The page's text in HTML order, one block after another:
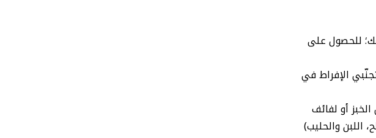
للحصول على
الإفراط في
أو لفائف
اللبن والحليب)